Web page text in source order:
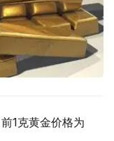
1克黄金价格为